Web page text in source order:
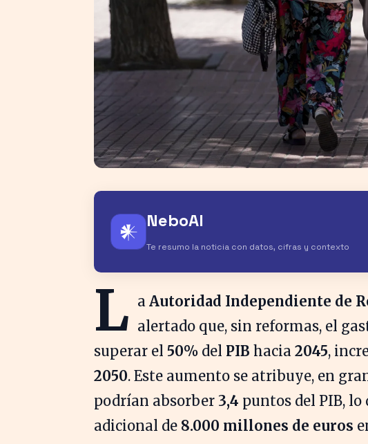
𒀭 NeboAI
Te resumo la noticia con datos, cifras y contexto
L a Autoridad Independiente de
alertado que, sin reformas, el
superar el 50% del PIB hacia 2045,
2050. Este aumento se atribuye, en
podrían absorber 3,4 puntos del PIB,
adicional de 8.000 millones de euros